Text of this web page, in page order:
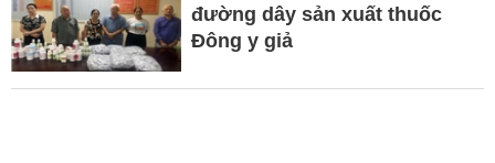
đường dây sản xuất thuốc
Đông y giả